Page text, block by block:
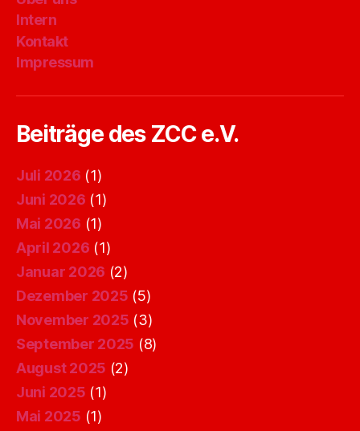
Intern
Kontakt
Impressum
Beiträge des ZCC e.V.
Juli 2026 (1)
Juni 2026 (1)
Mai 2026 (1)
April 2026 (1)
Januar 2026 (2)
Dezember 2025 (5)
November 2025 (3)
September 2025 (8)
August 2025 (2)
Juni 2025 (1)
Mai 2025 (1)